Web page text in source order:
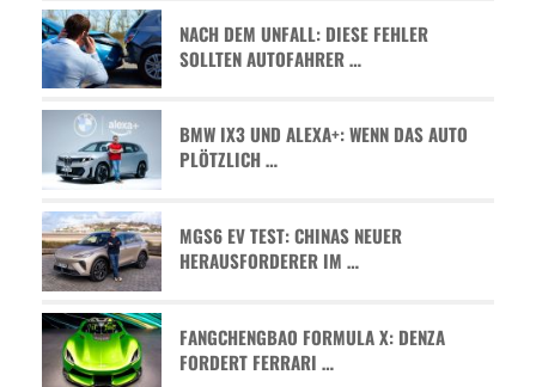
NACH DEM UNFALL: DIESE FEHLER
SOLLTEN AUTOFAHRER …
BMW IX3 UND ALEXA+: WENN DAS AUTO
PLÖTZLICH …
MGS6 EV TEST: CHINAS NEUER
HERAUSFORDERER IM …
FANGCHENGBAO FORMULA X: DENZA
FORDERT FERRARI …